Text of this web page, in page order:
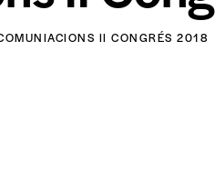
II CONGRÉS 2018